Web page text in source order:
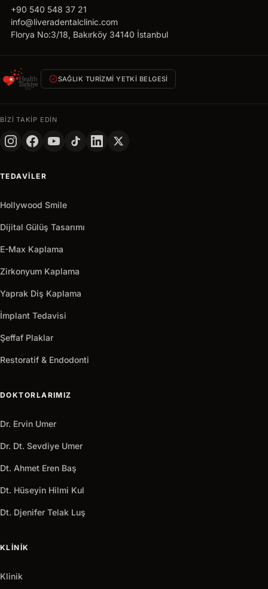
alın
24
saat
size
özel
teklif
SOYAD
Turkey+90
Hemen
+90 540 548 37 21
info@liveradentalclinic.com
Florya No:3/18, Bakırköy 34140 İstanbul
verifiedSAĞLIK TURIZMI YETKI BELGESI
BIZI TAKIP EDIN
TEDAVILER
Hollywood Smile
Dijital Gülüş Tasarımı
E-Max Kaplama
Zirkonyum Kaplama
Yaprak Diş Kaplama
İmplant Tedavisi
Şeffaf Plaklar
Restoratif & Endodonti
DOKTORLARIMIZ
Dr. Ervin Umer
Dr. Dt. Sevdiye Umer
Dt. Ahmet Eren Baş
Dt. Hüseyin Hilmi Kul
Dt. Djenifer Telak Luş
KLINIK
Klinik